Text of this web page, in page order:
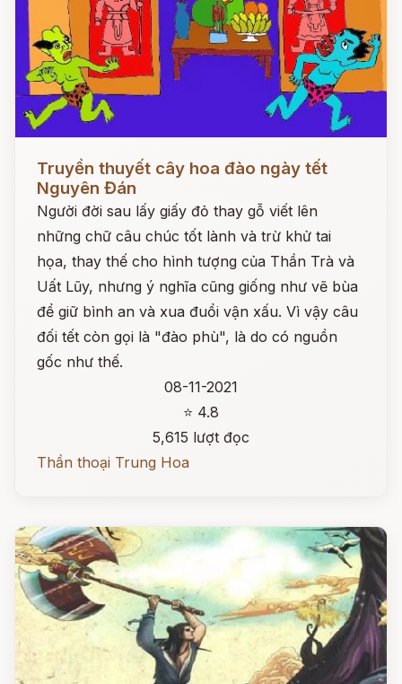
Đọc ngay
Truyền thuyết cây hoa đào ngày tết
Nguyên Đán
Người đời sau lấy giấy đỏ thay gỗ viết lên
những chữ câu chúc tốt lành và trừ khử tai
họa, thay thế cho hình tượng của Thần Trà và
Uất Lũy, nhưng ý nghĩa cũng giống như vẽ bùa
để giữ bình an và xua đuổi vận xấu. Vì vậy câu
đối tết còn gọi là "đào phù", là do có nguồn
gốc như thế.
08-11-2021
⭐ 4.8
5,615 lượt đọc
Thần thoại Trung Hoa